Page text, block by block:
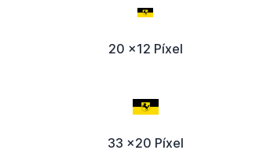
20 x12 Píxel
33 x20 Píxel